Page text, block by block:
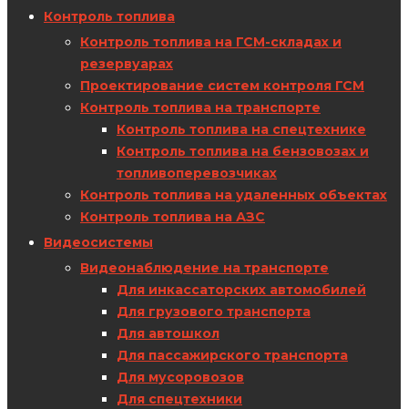
Контроль топлива
Контроль топлива на ГСМ-складах и
резервуарах
Проектирование систем контроля ГСМ
Контроль топлива на транспорте
Контроль топлива на спецтехнике
Контроль топлива на бензовозах и
топливоперевозчиках
Контроль топлива на удаленных объектах
Контроль топлива на АЗС
Видеосистемы
Видеонаблюдение на транспорте
Для инкассаторских автомобилей
Для грузового транспорта
Для автошкол
Для пассажирского транспорта
Для мусоровозов
Для спецтехники